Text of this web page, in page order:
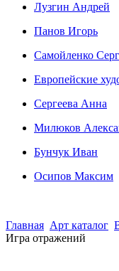
Лузгин Андрей
Панов Игорь
Сaмoйленко
Европейские
Сергеева Анна
Милюков
Бунчук Иван
Осипoв Максим
Главная Арт каталог
Игра отражений